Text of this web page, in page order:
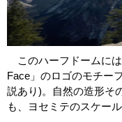
このハーフドームに
Face」のロゴのモチー
説あり)。自然の造形そ
も、ヨセミテのスケー